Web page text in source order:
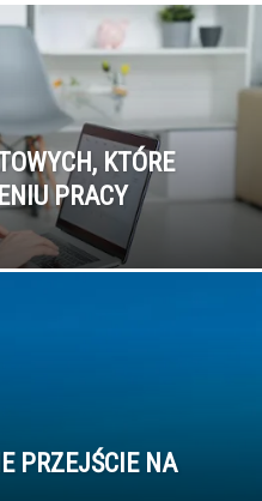
KTÓRE
PRACY
PRZEJŚCIE NA